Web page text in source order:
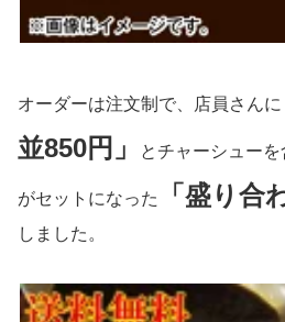
オーダーは注文制で、店員さんに
並850円」
とチャーシュー
がセットになった 「盛り合
しました。